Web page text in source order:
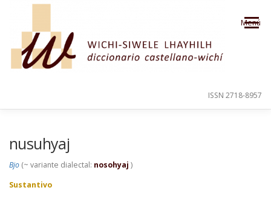
Saltar al contenido
Menú
ISSN 2718-8957
nusuhyaj
Bjo (~ variante dialectal: nosohyaj )
Sustantivo